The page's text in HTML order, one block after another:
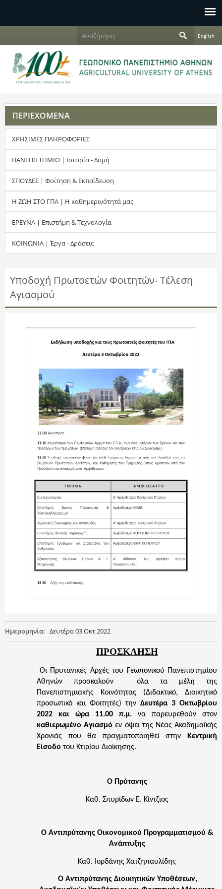
Φ
ό
μ
α
α
ν
α
ζ
ή
τ
σ
ζ
ή
τ
η
English
ΠΕΡΙΕΧΟΜΕΝΑ
ΧΡΗΣΙΜΕΣ ΠΛΗΡΟΦΟΡΙΕΣ
ΠΑΝΕΠΙΣΤΗΜΙΟ | Ιστορία - Δομή
ΣΠΟΥΔΕΣ | Φοίτηση & Εκπαίδευση
Η ΖΩΗ ΣΤΟ ΓΠΑ | Η καθημερινότητά μας
ΕΡΕΥΝΑ | Επιστήμη & Τεχνολογία
ΚΟΙΝΩΝΙΑ | Έργα - Δράσεις
Υποδοχή Πρωτοετών Φοιτητών- Τέλεση
Αγιασμού
Ημερομηνία: Δευτέρα 03 Οκτ 2022
ΠΡΟΣΚΛΗΣΗ
Οι Πρυτανικές Αρχές του Γεωπονικού Πανεπιστημίου
Αθηνών προσκαλούν όλα τα μέλη της
Πανεπιστημιακής Κοινότητας (Διδακτικό, Διοικητικό
προσωπικό και Φοιτητές) τηνΔευτέρα 3 Οκτωβρίου
2022 και ώρα 11.00 π.μ. να παρευρεθούν στον
καθιερωμένο Αγιασμό εν όψει της Νέας Ακαδημαϊκής
Χρονιάς που θα πραγματοποιηθεί στην
Κεντρική
Είσοδοτου Κτιρίου Διοίκησης.
Ο Πρύτανης
Καθ. Σπυρίδων Ε. Κίντζιος
Ο Αντιπρύτανης Οικονομικού Προγραμματισμού &
Ανάπτυξης
Καθ. Ιορδάνης Χατζηπαυλίδης
Ο Αντιπρύτανης Διοικητικών Υποθέσεων,